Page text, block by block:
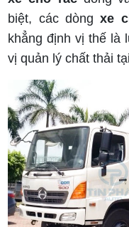
biệt, các dòngxe
khẳng định vị thế là
vị quản lý chất thải